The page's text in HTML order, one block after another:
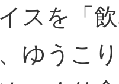
スを「
ゆうこ